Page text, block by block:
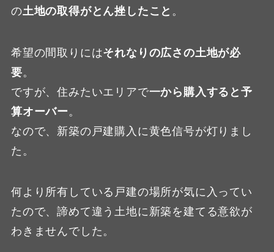
の土地の取得がとん挫したこと 。
希望の間取りにはそれなりの広さの土地が必
要。
ですが、住みたいエリアで一から購入すると予
算オーバー 。
なので、新築の戸建購入に黄色信号が灯りまし
た。
何より所有している戸建の場所が気に入ってい
たので、諦めて違う土地に新築を建てる意欲が
わきませんでした。